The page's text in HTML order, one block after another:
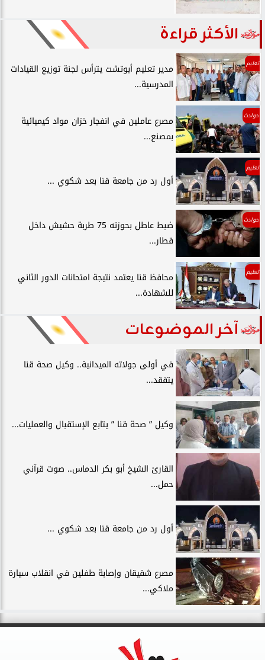
الأكثر قراءة
تعليم
مدير تعليم أبوتشت يترأس لجنة توزيع القيادات
المدرسية...
حوادث
مصرع عاملين في انفجار خزان مواد كيميائية
بمصنع...
تعليم
أول رد من جامعة قنا بعد شكوي ...
حوادث
ضبط عاطل بحوزته 75 طربة حشيش داخل
قطار...
تعليم
محافظ قنا يعتمد نتيجة امتحانات الدور الثاني
للشهادة...
آخر الموضوعات
في أولى جولاته الميدانية.. وكيل صحة قنا
يتفقد...
وكيل ” صحة قنا ” يتابع الإستقبال والعمليات...
القارئ الشيخ أبو بكر الدماس.. صوت قرآني
حمل...
أول رد من جامعة قنا بعد شكوي ...
مصرع شقيقان وإصابة طفلين في انقلاب سيارة
ملاكي...